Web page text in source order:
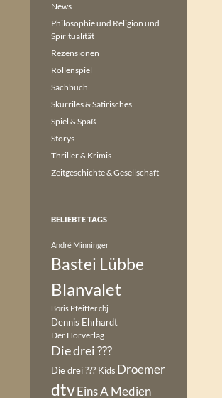
News
Philosophie und Religion und
Spiritualität
Rezensionen
Rollenspiel
Sachbuch
Skurriles & Satirisches
Spiel & Spaß
Storys
Thriller & Krimis
Zeitgeschichte & Gesellschaft
BELIEBTE TAGS
André Minninger
Bastei Lübbe
Blanvalet
Boris Pfeiffercbj
Dennis Ehrhardt
Der Hörverlag
Die drei ???
Die drei ??? Kids Droemer
dtvEins A Medien